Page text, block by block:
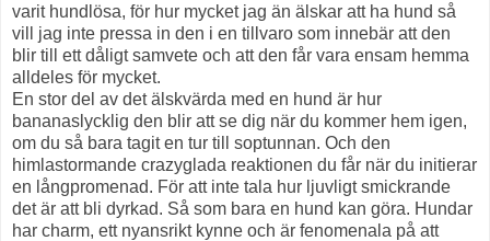
varit hundlösa, för hur mycket jag än älskar att ha hund så
vill jag inte pressa in den i en tillvaro som innebär att den
blir till ett dåligt samvete och att den får vara ensam hemma
alldeles för mycket.
En stor del av det älskvärda med en hund är hur
bananaslycklig den blir att se dig när du kommer hem igen,
om du så bara tagit en tur till soptunnan. Och den
himlastormande crazyglada reaktionen du får när du initierar
en långpromenad. För att inte tala hur ljuvligt smickrande
det är att bli dyrkad. Så som bara en hund kan göra. Hundar
har charm, ett nyansrikt kynne och är fenomenala på att